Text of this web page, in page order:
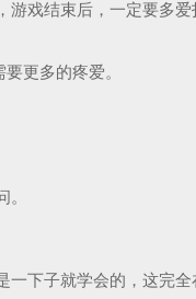
戏结束后，一定要多爱
更多的疼爱。
下子就学会的，这完全